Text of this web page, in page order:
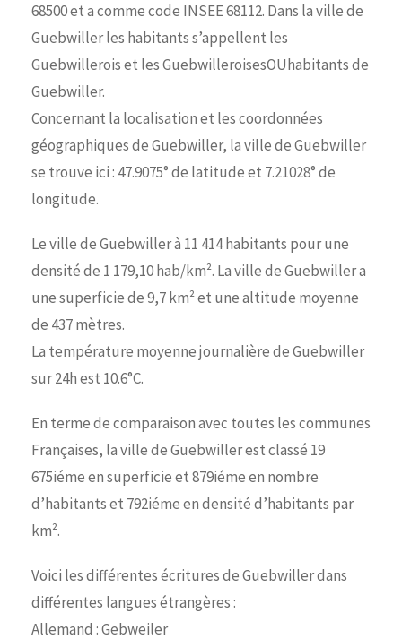
68500 et a comme code INSEE 68112. Dans la ville de
Guebwiller les habitants s’appellent les
Guebwillerois et les GuebwilleroisesOUhabitants de
Guebwiller.
Concernant la localisation et les coordonnées
géographiques de Guebwiller, la ville de Guebwiller
se trouve ici : 47.9075° de latitude et 7.21028° de
longitude.
Le ville de Guebwiller à 11 414 habitants pour une
densité de 1 179,10 hab/km². La ville de Guebwiller a
une superficie de 9,7 km² et une altitude moyenne
de 437 mètres.
La température moyenne journalière de Guebwiller
sur 24h est 10.6°C.
En terme de comparaison avec toutes les communes
Françaises, la ville de Guebwiller est classé 19
675iéme en superficie et 879iéme en nombre
d’habitants et 792iéme en densité d’habitants par
km².
Voici les différentes écritures de Guebwiller dans
différentes langues étrangères :
Allemand : Gebweiler